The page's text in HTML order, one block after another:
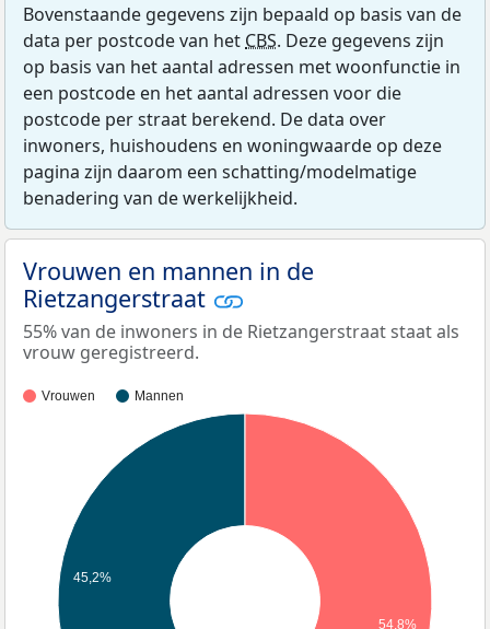
Bovenstaande gegevens zijn bepaald op basis van de
data per postcode van het CBS. Deze gegevens zijn
op basis van het aantal adressen met woonfunctie in
een postcode en het aantal adressen voor die
postcode per straat berekend. De data over
inwoners, huishoudens en woningwaarde op deze
pagina zijn daarom een schatting/modelmatige
benadering van de werkelijkheid.
Vrouwen en mannen in de
Rietzangerstraat
55% van de inwoners in de Rietzangerstraat staat als
vrouw geregistreerd.
Vrouwen Mannen
45,2%
54,8%